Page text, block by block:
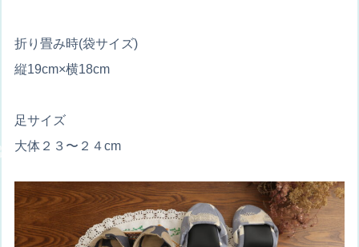
折り畳み時(袋サイズ)
縦19cm×横18cm
足サイズ
大体２３〜２４cm